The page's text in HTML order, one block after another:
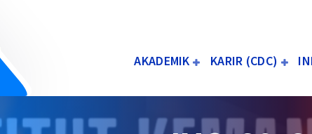
AKADEMIK KARIR (CDC)